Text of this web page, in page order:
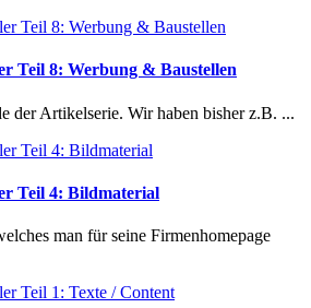
Teil 8: Werbung & Baustellen
der Artikelserie. Wir haben bisher z.B. ...
Teil 4: Bildmaterial
man für seine Firmenhomepage